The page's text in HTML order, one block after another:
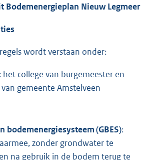
Bodemenergieplan NieuwLegmeer
wordt verstaan onder:
het college van burgemeester en
gemeente Amstelveen
bodemenergiesysteem (GBES):
zonder grondwater te
na gebruik in de bodem terug te